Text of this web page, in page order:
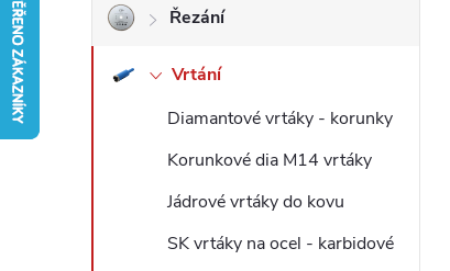
r
Řezání
Vrtání
Diamantové vrtáky - korunky
Korunkové dia M14 vrtáky
Jádrové vrtáky do kovu
SK vrtáky na ocel - karbidové